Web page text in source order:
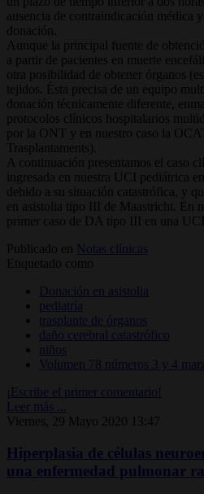
ausencia de contraindicación médica
donación.
Aunque la principal fuente de
a partir de pacientes en muerte
otra posibilidad de obtener órganos
tejidos. Ésta precisa de un equipo
donación técnicamente diferente,
protocolos clínicos hospitalarios
por la ONT y en nuestro caso la
Trasplantaments).
A continuación presentamos el caso
ingresada en nuestra UCI pediátrica
debido a su situación catastrófica, y
en asistolia tipo III de Maastricht. En
primer caso de DA tipo III en una
Publicado en
Notas clínicas
Etiquetado como
Donación en asistolia
pediatría
trasplante de órganos
daño cerebral catastrófico
niños
Volumen 78 números 3 y 4
¡Escribe el primer comentario!
Leer más ...
Viernes, 29 Mayo 2020 13:47
Hiperplasia de células
una enfermedad pulmonar